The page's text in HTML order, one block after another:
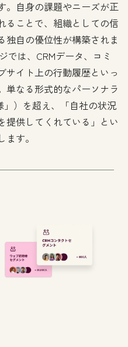
。自身の課題やニーズが正
ることで、組織としての信
独自の優位性が構築されま
では、CRMデータ、コミ
サイト上の行動履歴といっ
単なる形式的なパーソナラ
）を超え、「自社の状況
提供してくれている」とい
す。